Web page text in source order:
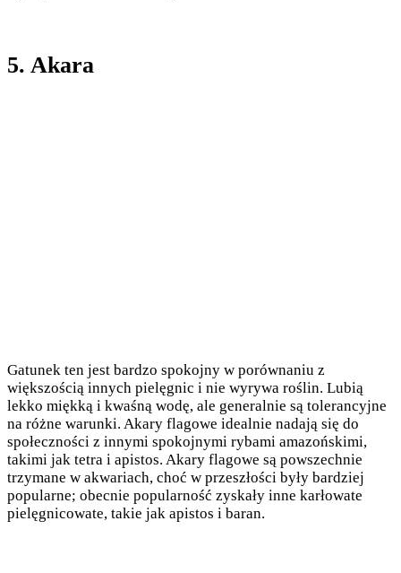
5. Akara
Gatunek ten jest bardzo spokojny w porównaniu z
większością innych pielęgnic i nie wyrywa roślin. Lubią
lekko miękką i kwaśną wodę, ale generalnie są tolerancyjne
na różne warunki. Akary flagowe idealnie nadają się do
społeczności z innymi spokojnymi rybami amazońskimi,
takimi jak tetra i apistos. Akary flagowe są powszechnie
trzymane w akwariach, choć w przeszłości były bardziej
popularne; obecnie popularność zyskały inne karłowate
pielęgnicowate, takie jak apistos i baran.